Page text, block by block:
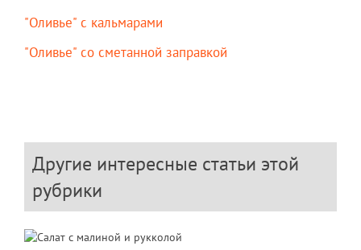
"Оливье" с кальмарами
"Оливье" со сметанной заправкой
Другие интересные статьи этой
рубрики